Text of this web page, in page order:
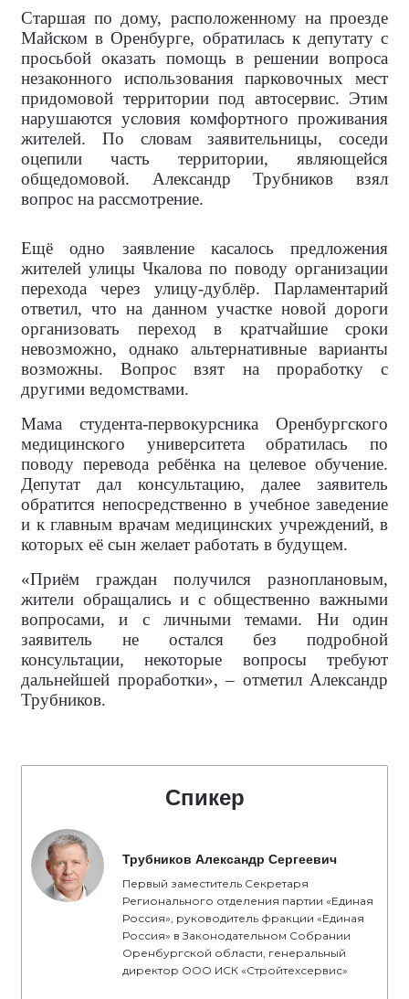
Старшая по дому, расположенному на проезде
Майском в Оренбурге, обратилась к депутату с
просьбой оказать помощь в решении вопроса
незаконного использования парковочных мест
придомовой территории под автосервис. Этим
нарушаются условия комфортного проживания
жителей. По словам заявительницы, соседи
оцепили часть территории, являющейся
общедомовой. Александр Трубников взял
вопрос на рассмотрение.
Ещё одно заявление касалось предложения
жителей улицы Чкалова по поводу организации
перехода через улицу-дублёр. Парламентарий
ответил, что на данном участке новой дороги
организовать переход в кратчайшие сроки
невозможно, однако альтернативные варианты
возможны. Вопрос взят на проработку с
другими ведомствами.
Мама студента-первокурсника Оренбургского
медицинского университета обратилась по
поводу перевода ребёнка на целевое обучение.
Депутат дал консультацию, далее заявитель
обратится непосредственно в учебное заведение
и к главным врачам медицинских учреждений, в
которых её сын желает работать в будущем.
«Приём граждан получился разноплановым,
жители обращались и с общественно важными
вопросами, и с личными темами. Ни один
заявитель не остался без подробной
консультации, некоторые вопросы требуют
дальнейшей проработки», – отметил Александр
Трубников.
Спикер
Трубников Александр Сергеевич
Первый заместитель Секретаря
Регионального отделения партии «Единая
Россия», руководитель фракции «Единая
Россия» в Законодательном Собрании
Оренбургской области, генеральный
директор ООО ИСК «Стройтехсервис»